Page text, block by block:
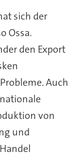
sich der
Ossa.
den Export
Auch
von
und